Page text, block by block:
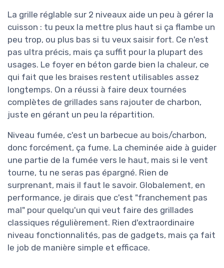
La grille réglable sur 2 niveaux aide un peu à gérer la
cuisson : tu peux la mettre plus haut si ça flambe un
peu trop, ou plus bas si tu veux saisir fort. Ce n'est
pas ultra précis, mais ça suffit pour la plupart des
usages. Le foyer en béton garde bien la chaleur, ce
qui fait que les braises restent utilisables assez
longtemps. On a réussi à faire deux tournées
complètes de grillades sans rajouter de charbon,
juste en gérant un peu la répartition.
Niveau fumée, c'est un barbecue au bois/charbon,
donc forcément, ça fume. La cheminée aide à guider
une partie de la fumée vers le haut, mais si le vent
tourne, tu ne seras pas épargné. Rien de
surprenant, mais il faut le savoir. Globalement, en
performance, je dirais que c'est "franchement pas
mal" pour quelqu'un qui veut faire des grillades
classiques régulièrement. Rien d'extraordinaire
niveau fonctionnalités, pas de gadgets, mais ça fait
le job de manière simple et efficace.